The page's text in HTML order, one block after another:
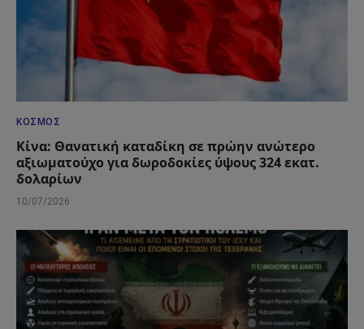
ΚΌΣΜΟΣ
Κίνα: Θανατική καταδίκη σε πρώην ανώτερο
αξιωματούχο για δωροδοκίες ύψους 324 εκατ.
δολαρίων
10/07/2026